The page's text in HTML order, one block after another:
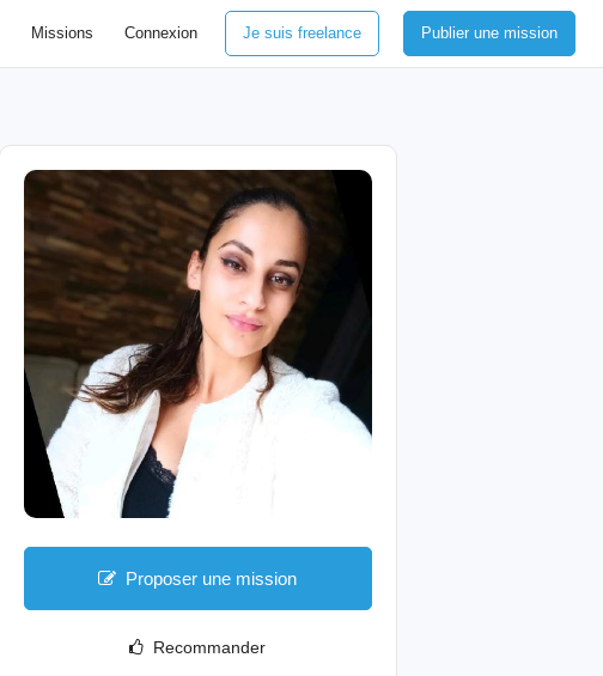
Missions Connexion Je suis freelance Publier une mission
Proposer une mission
Recommander